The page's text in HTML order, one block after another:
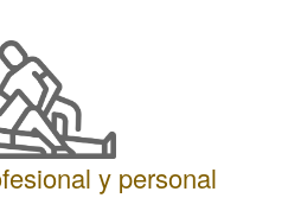
y personal